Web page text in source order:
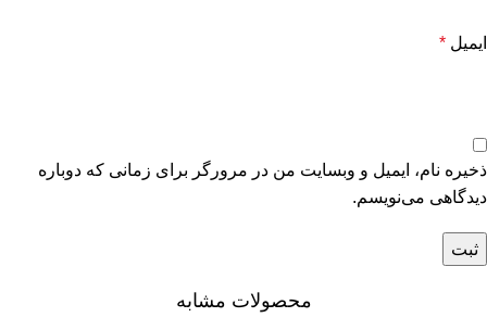
ایمیل *
ذخیره نام، ایمیل و وبسایت من در مرورگر برای زمانی که دوباره
دیدگاهی می‌نویسم.
محصولات مشابه